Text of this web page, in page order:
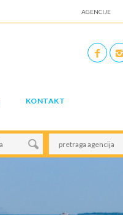
AGENCIJE
KONTAKT